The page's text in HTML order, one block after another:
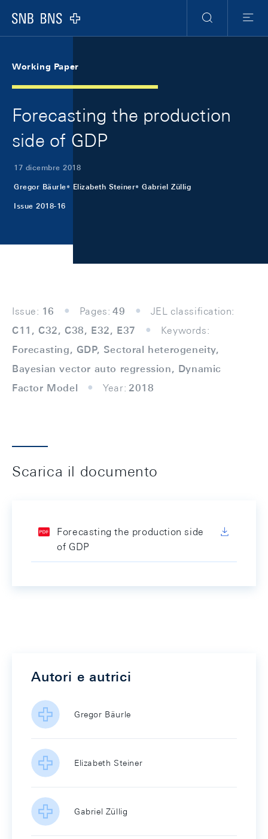
Logo
Ricerca
Menu
Working Paper
Forecasting the production
side of GDP
17 dicembre 2018
Gregor Bäurle Elizabeth Steiner Gabriel Züllig
Issue 2018-16
Issue: 16 Pages: 49
JEL classification:
C11, C32, C38, E32, E37
Keywords:
Forecasting, GDP, Sectoral heterogeneity,
Bayesian vector auto regression, Dynamic
Factor Model
Year: 2018
Scarica il documento
Forecasting the production side
of GDP
Autori e autrici
Gregor Bäurle
Elizabeth Steiner
Gabriel Züllig